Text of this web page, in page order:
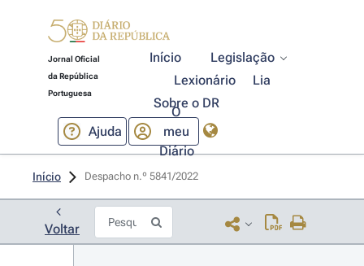
Jornal Oficial
da República
Portuguesa
Início
Legislação
Lexionário
Lia
Sobre o DR
Ajuda
O
meu
Diário
Início Despacho n.º 5841/2022
Voltar